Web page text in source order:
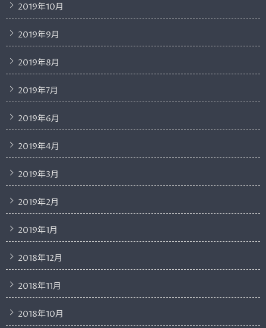
2019年10月
2019年9月
2019年8月
2019年7月
2019年6月
2019年4月
2019年3月
2019年2月
2019年1月
2018年12月
2018年11月
2018年10月